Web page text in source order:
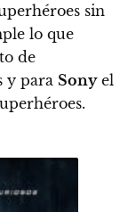
sin
lo que
de
y para Sonyel